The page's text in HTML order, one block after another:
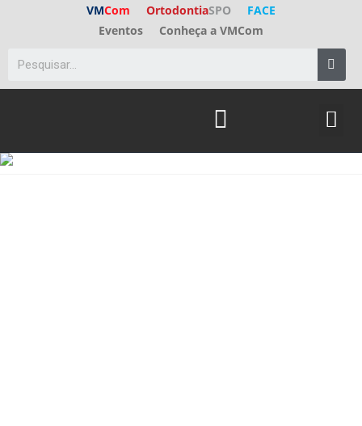
VMCom OrtodontiaSPO
FACE
Eventos
Conheça a VMCom